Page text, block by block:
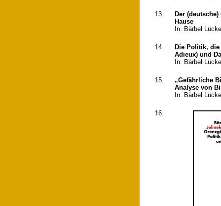
13.
Der
Hause
In: Bärbel
14.
Die Politik,
Adieux) und
In: Bärbel
15.
„Gefährliche
Analyse von
In: Bärbel
16.